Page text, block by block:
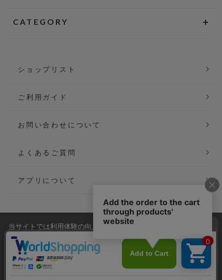
CATEGORY
ショップリスト
ご利用ガイド
お問い合わせについて
よくあるご質問
アプリについて
会社概要
ご利用規約
個人情報保護方針
当サイトでは利用体験の向上およびコンテンツの最適な提供、ト
ラフィックの分析を目的としてCookieを使用しています。
サイトの閲覧を継続された場合、Cookieの利用に同意したことも
のといたします。
詳細については
プライバシーポリシーをご確認ください。